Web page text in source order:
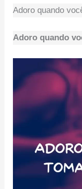
Adoro quando
Adoro quando